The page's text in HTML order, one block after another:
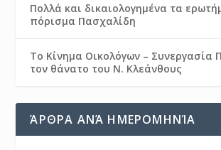
Πολλά και δικαιολογημένα τα
πόρισμα Πασχαλίδη
Το Κίνημα Οικολόγων – Συνεργασία
τον θάνατο του Ν. Κλεάνθους
ΆΡΘΡΑ ΑΝΆ ΗΜΕΡΟΜΗΝΊΑ